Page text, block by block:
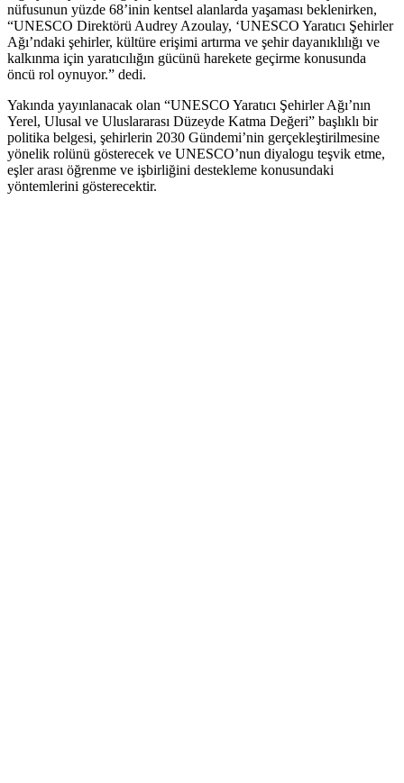
nüfusunun yüzde 68’inin kentsel alanlarda yaşaması beklenirken,
“UNESCO Direktörü Audrey Azoulay, ‘UNESCO Yaratıcı Şehirler
Ağı’ndaki şehirler, kültüre erişimi artırma ve şehir dayanıklılığı ve
kalkınma için yaratıcılığın gücünü harekete geçirme konusunda
öncü rol oynuyor.” dedi.
Yakında yayınlanacak olan “UNESCO Yaratıcı Şehirler Ağı’nın
Yerel, Ulusal ve Uluslararası Düzeyde Katma Değeri” başlıklı bir
politika belgesi, şehirlerin 2030 Gündemi’nin gerçekleştirilmesine
yönelik rolünü gösterecek ve UNESCO’nun diyalogu teşvik etme,
eşler arası öğrenme ve işbirliğini destekleme konusundaki
yöntemlerini gösterecektir.